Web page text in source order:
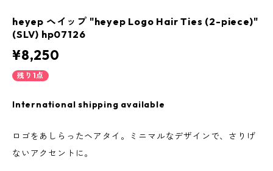
heyep ヘイップ "heyep Logo Hair Ties (2-piece)"
(SLV) hp07126
¥8,250
残り1点
International shipping available
ロゴをあしらったヘアタイ。ミニマルなデザインで、さりげ
ないアクセントに。